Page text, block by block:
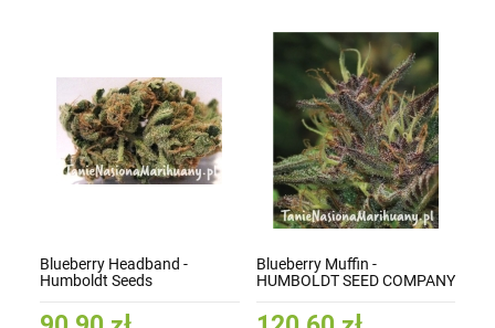
Blueberry Headband -
Humboldt Seeds
Blueberry Muffin -
HUMBOLDT SEED COMPANY